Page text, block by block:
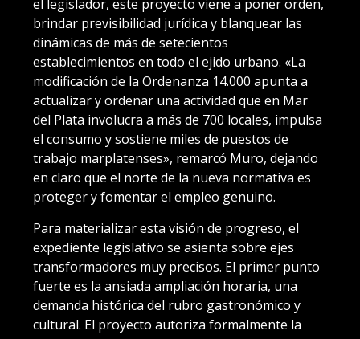
el legislador, este proyecto viene a poner orden,
brindar previsibilidad jurídica y blanquear las
dinámicas de más de setecientos
establecimientos en todo el ejido urbano. «La
modificación de la Ordenanza 14.000 apunta a
actualizar y ordenar una actividad que en Mar
del Plata involucra a más de 700 locales, impulsa
el consumo y sostiene miles de puestos de
trabajo marplatenses», remarcó Muro, dejando
en claro que el norte de la nueva normativa es
proteger y fomentar el empleo genuino.
Para materializar esta visión de progreso, el
expediente legislativo se asienta sobre ejes
transformadores muy precisos. El primer punto
fuerte es la ansiada ampliación horaria, una
demanda histórica del rubro gastronómico y
cultural. El proyecto autoriza formalmente la